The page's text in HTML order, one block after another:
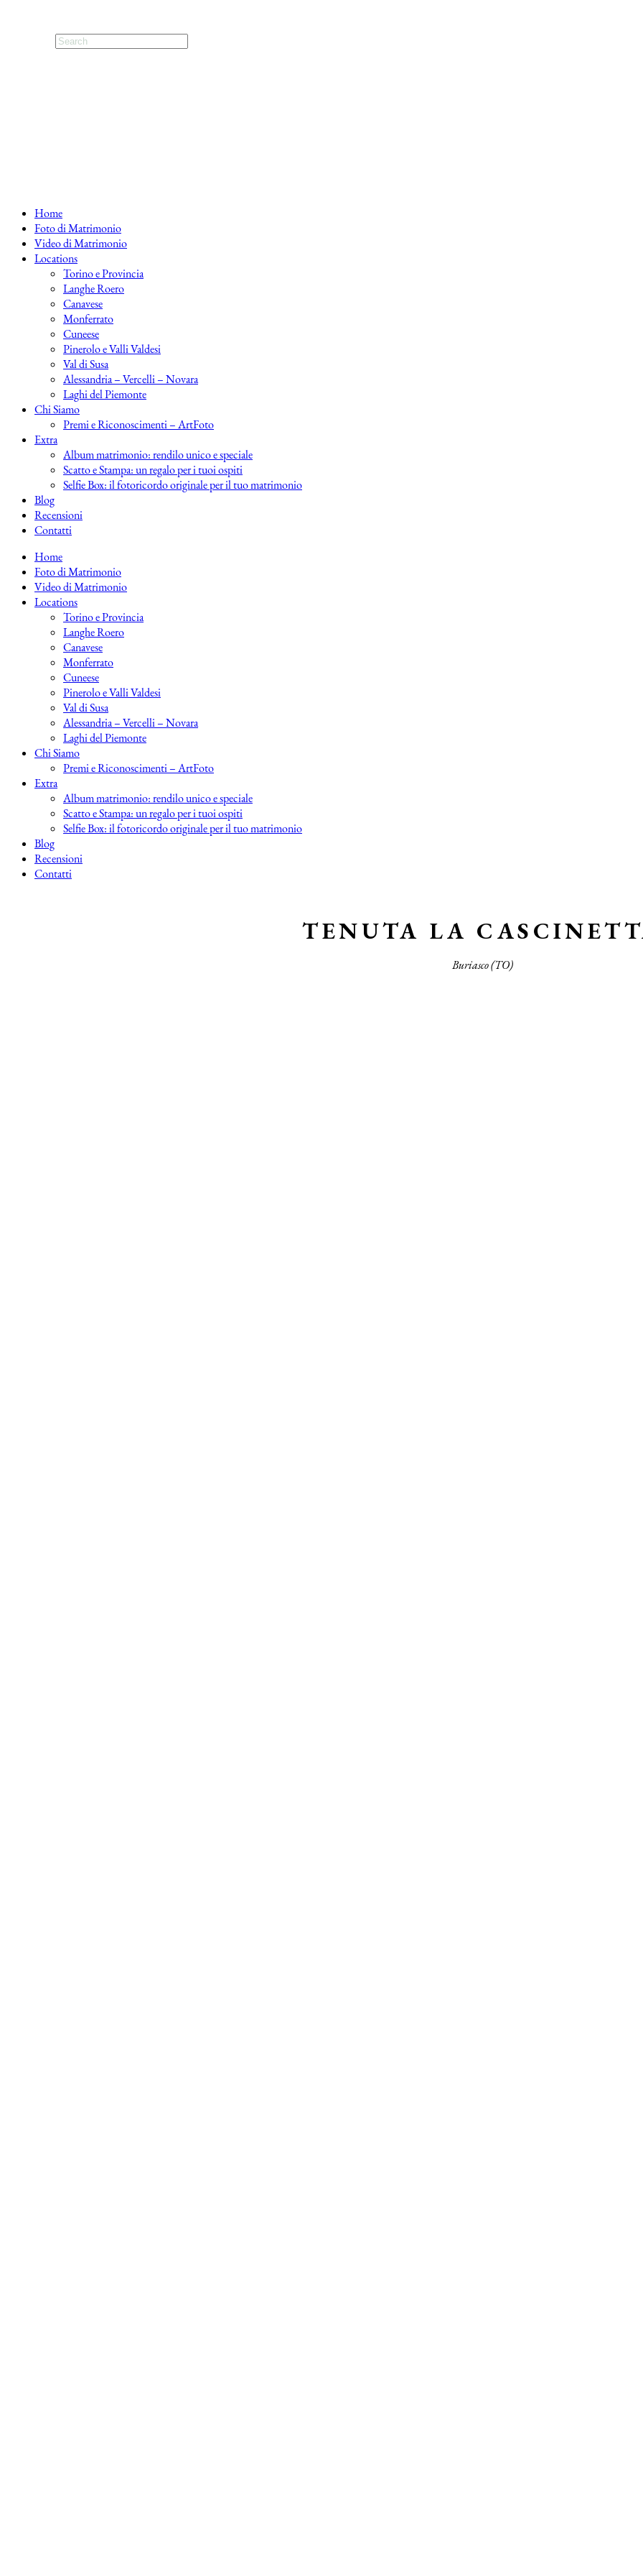
Home
Foto di Matrimonio
Video di Matrimonio
Locations
Torino e Provincia
Langhe Roero
Canavese
Monferrato
Cuneese
Pinerolo e Valli Valdesi
Val di Susa
Alessandria – Vercelli – Novara
Laghi del Piemonte
Chi Siamo
Premi e Riconoscimenti – ArtFoto
Extra
Album matrimonio: rendilo unico e speciale
Scatto e Stampa: un regalo per i tuoi ospiti
Selfie Box: il fotoricordo originale per il tuo matrimonio
Blog
Recensioni
Contatti
Home
Foto di Matrimonio
Video di Matrimonio
Locations
Torino e Provincia
Langhe Roero
Canavese
Monferrato
Cuneese
Pinerolo e Valli Valdesi
Val di Susa
Alessandria – Vercelli – Novara
Laghi del Piemonte
Chi Siamo
Premi e Riconoscimenti – ArtFoto
Extra
Album matrimonio: rendilo unico e speciale
Scatto e Stampa: un regalo per i tuoi ospiti
Selfie Box: il fotoricordo originale per il tuo matrimonio
Blog
Recensioni
Contatti
TENUTA LA
Buriasco (TO)